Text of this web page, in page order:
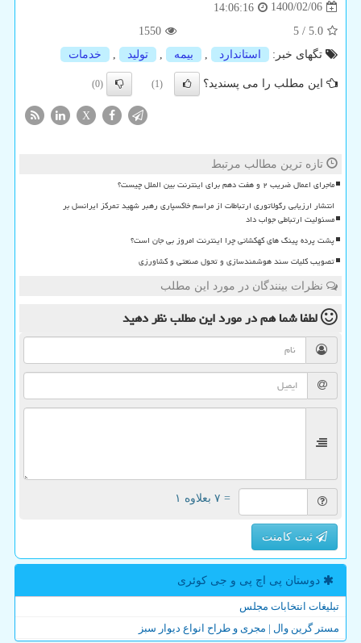
1400/02/06
14:06:16
5.0
/
5
1550
تگهای خبر:
استاندارد بیمه تولید خدمات
این مطلب را می پسندید؟ (1)
(0)
X
تازه ترین مطالب مرتبط
ماجرای اعمال ضریب ۲ و هفت دهم برای اینترنت بین الملل چیست؟
انتشار ارزیابی رگولاتوری ارتباطات از مراسم خاکسپاری رهبر شهید تمرکز ایرانسل بر
مسئولیت ارتباطی جواب داد
پشت پرده پینگ های کهکشانی چرا اینترنت امروز بی جان است؟
تصویب کلیات سند هوشمندسازی و تحول صنعتی و کشاورزی
نظرات بینندگان در مورد این مطلب
لطفا شما همدر مورد این مطلبنظر دهید
= ۷ بعلاوه ۱
ثبت کامنت
دوستان پی اچ پی و جی كوئری
تبلیغات انتخابات مجلس
مستر گرین وال | مجری و طراح انواع دیوار سبز